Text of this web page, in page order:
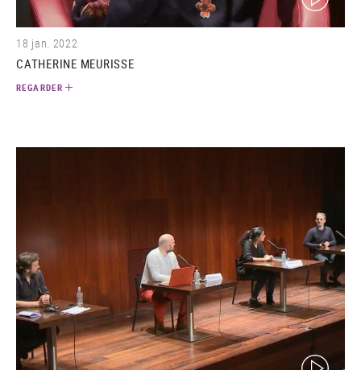
18 jan. 2022
CATHERINE MEURISSE
REGARDER
(video)